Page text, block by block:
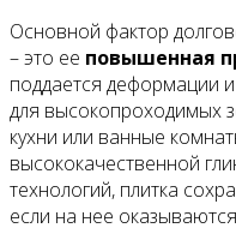
Основной фактор
– это ее повышенная
поддается деформации
для высокопроходимых
кухни или ванные
высококачественной
технологий, плитка
если на нее